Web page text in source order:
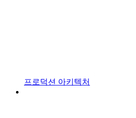
프로덕션 아키텍처